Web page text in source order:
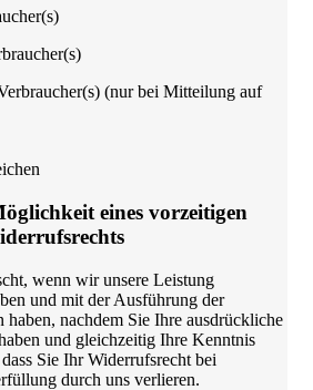
(nur bei Mitteilung auf
eines vorzeitigen
wenn wir unsere Leistung
und mit der Ausführung der
haben, nachdem Sie Ihre ausdrückliche
und gleichzeitig Ihre Kenntnis
Sie Ihr Widerrufsrecht bei
durch uns verlieren.